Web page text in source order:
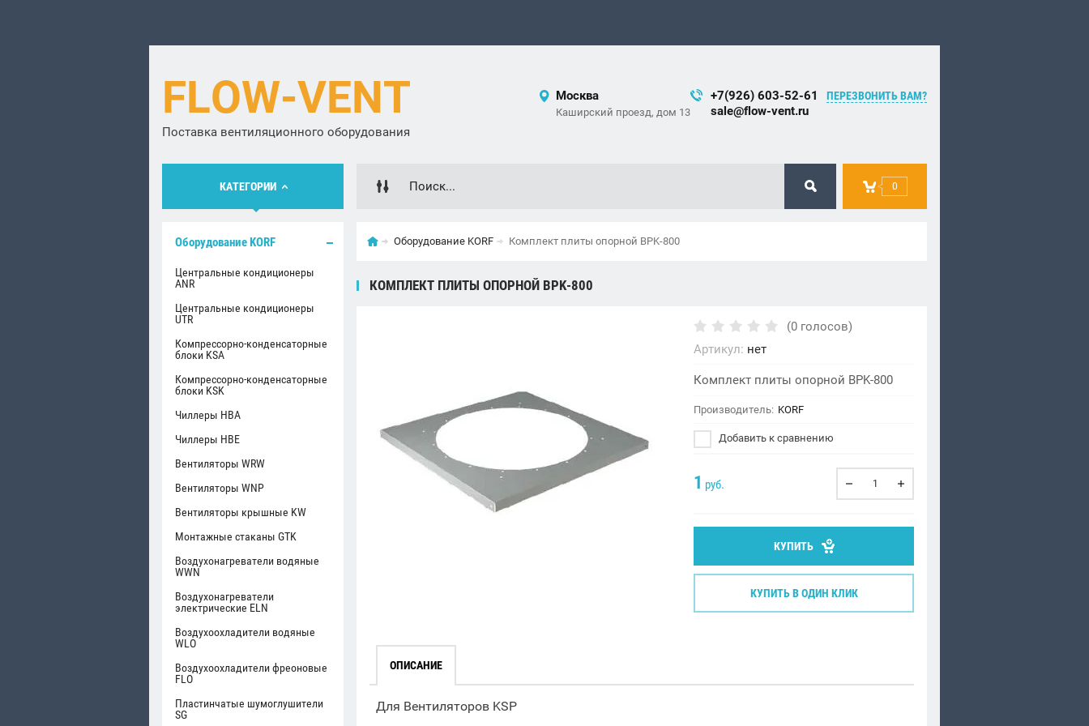
FLOW-VENT
Поставка вентиляционного оборудования
Москва
Каширский проезд, дом 13
+7(926) 603-52-61
sale@flow-vent.ru
ПЕРЕЗВОНИТЬ ВАМ?
КАТЕГОРИИ 0
Оборудование KORF
Центральные кондиционеры
ANR
Центральные кондиционеры
UTR
Компрессорно-конденсаторные
блоки KSA
Компрессорно-конденсаторные
блоки KSK
Чиллеры HBA
Чиллеры HBE
Вентиляторы WRW
Вентиляторы WNP
Вентиляторы крышные KW
Монтажные стаканы GTK
Воздухонагреватели водяные
WWN
Воздухонагреватели
электрические ELN
Воздухоохладители водяные
WLO
Воздухоохладители фреоновые
FLO
Пластинчатые шумоглушители
SG
Оборудование KORF Комплект плиты опорной BPK-800
КОМПЛЕКТ ПЛИТЫ ОПОРНОЙ BPK-800
(0 голосов)
Артикул: нет
Комплект плиты опорной BPK-800
Производитель: KORF
Добавить к сравнению
1 руб.
КУПИТЬ
КУПИТЬ В ОДИН КЛИК
ОПИСАНИЕ
Для Вентиляторов KSP